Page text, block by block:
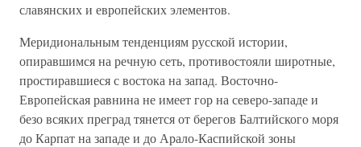
славянских и европейских элементов.
Меридиональным тенденциям русской истории,
опиравшимся на речную сеть, противостояли широтные,
простиравшиеся с востока на запад. Восточно-
Европейская равнина не имеет гор на северо-западе и
безо всяких преград тянется от берегов Балтийского моря
до Карпат на западе и до Арало-Каспийской зоны